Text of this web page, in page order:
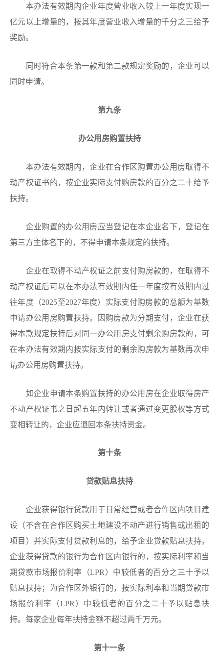
本办法有效期内企业年度营业收入较上一年度实现一
亿元以上增量的，按其年度营业收入增量的千分之三给予
奖励。
同时符合本条第一款和第二款规定奖励的，企业可以
同时申请。
第九条
办公用房购置扶持
本办法有效期内，企业在合作区购置办公用房取得不
动产权证书的，按企业实际支付购房款的百分之二十给予
扶持。
企业购置的办公用房应当登记在本企业名下，登记在
第三方主体名下的，不得申请本条规定的扶持。
企业在取得不动产权证之前支付购房款的，在取得不
动产权证后可以在本办法有效期内任一年度按有效期内过
往年度（2025至2027年度）实际支付购房款的总额为基数
申请办公用房购置扶持。因购房款为分期支付，企业在获
得本款规定扶持后对同一办公用房支付剩余购房款的，可
在本办法有效期内按实际支付的剩余购房款为基数再次申
请办公用房购置扶持。
如企业申请本条购置扶持的办公用房在企业取得房产
不动产权证书之日起五年内转让或者通过变更股权等方式
变相转让的，企业应退回本条扶持资金。
第十条
贷款贴息扶持
企业获得银行贷款用于日常经营或者合作区内项目建
设（不含在合作区购买土地建设不动产进行销售或出租的
项目）并实际支付贷款利息的，给予企业贷款贴息扶持。
企业获得贷款的银行为合作区内银行的，按实际利率和当
期贷款市场报价利率（LPR）中较低者的百分之三十予以
贴息扶持；为合作区外银行的，按实际利率和当期贷款市
场报价利率（LPR）中较低者的百分之二十予以贴息扶
持。每家企业每年扶持金额不超过两千万元。
第十一条